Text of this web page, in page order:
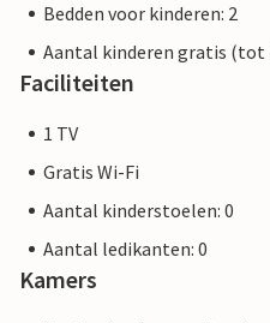
Bedden voor kinderen: 2
Aantal kinderen gratis (tot
Faciliteiten
1 TV
Gratis Wi-Fi
Aantal kinderstoelen: 0
Aantal ledikanten: 0
Kamers